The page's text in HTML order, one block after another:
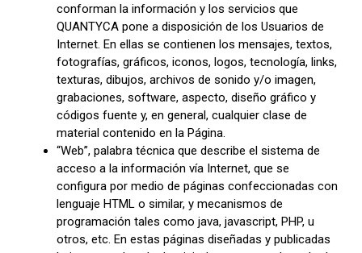
conforman la información y los servicios que
QUANTYCA pone a disposición de los Usuarios de
Internet. En ellas se contienen los mensajes, textos,
fotografías, gráficos, iconos, logos, tecnología, links,
texturas, dibujos, archivos de sonido y/o imagen,
grabaciones, software, aspecto, diseño gráfico y
códigos fuente y, en general, cualquier clase de
material contenido en la Página.
“Web”, palabra técnica que describe el sistema de
acceso a la información vía Internet, que se
configura por medio de páginas confeccionadas con
lenguaje HTML o similar, y mecanismos de
programación tales como java, javascript, PHP, u
otros, etc. En estas páginas diseñadas y publicadas